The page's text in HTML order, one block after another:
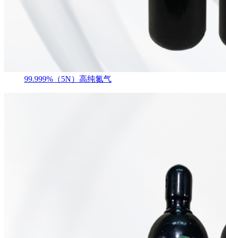
99.999%（5N）高纯氮气